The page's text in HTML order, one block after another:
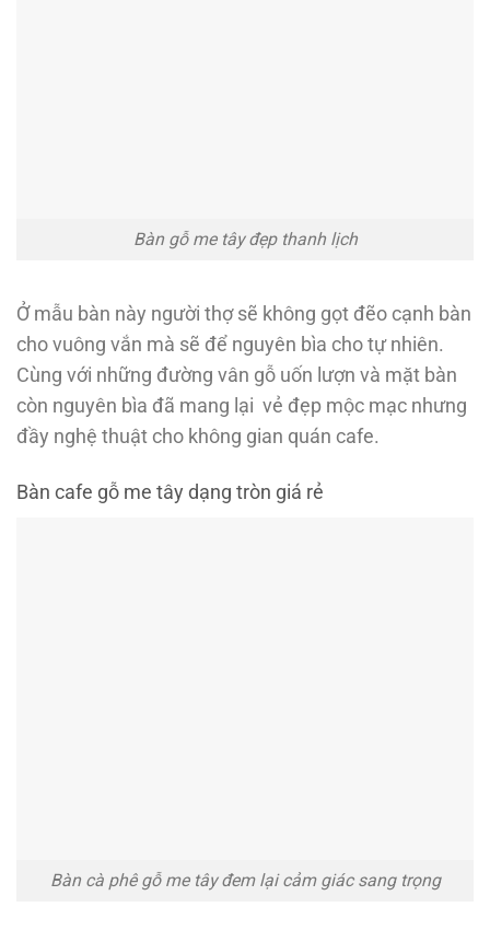
Bàn gỗ me tây đẹp thanh lịch
Ở mẫu bàn này người thợ sẽ không gọt đẽo cạnh bàn
cho vuông vắn mà sẽ để nguyên bìa cho tự nhiên.
Cùng với những đường vân gỗ uốn lượn và mặt bàn
còn nguyên bìa đã mang lại vẻ đẹp mộc mạc nhưng
đầy nghệ thuật cho không gian quán cafe.
Bàn cafe gỗ me tây dạng tròn giá rẻ
Bàn cà phê gỗ me tây đem lại cảm giác sang trọng